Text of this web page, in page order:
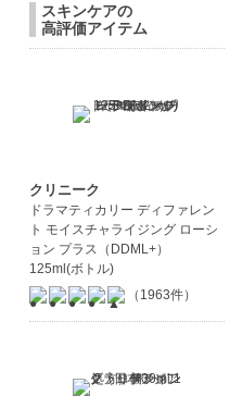
スキンケアの
高評価アイテム
クリニーク
ドラマティカリー ディファレン
ト モイスチャライジング ローシ
ョン プラス（DDML+）
125ml(ボトル)
（1963件）